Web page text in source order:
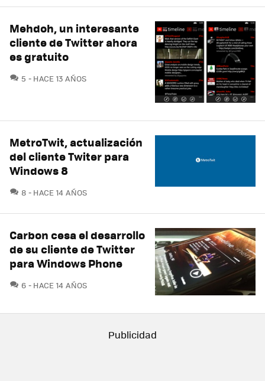
Mehdoh, un interesante
cliente de Twitter ahora
es gratuito
5 COMENTARIOS
HACE 13 AÑOS
MetroTwit, actualización
del cliente Twiter para
Windows 8
8 COMENTARIOS
HACE 14 AÑOS
Carbon cesa el desarrollo
de su cliente de Twitter
para Windows Phone
6 COMENTARIOS
HACE 14 AÑOS